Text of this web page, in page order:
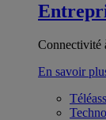
Connectivité
En savoir